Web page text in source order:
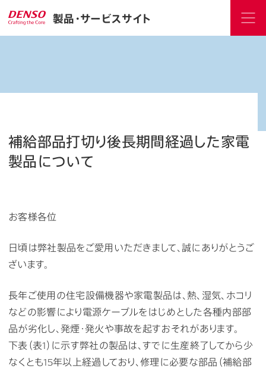
製品・サービスサイト
補給部品打切り後長期間経過した家電
製品について
お客様各位
日頃は弊社製品をご愛用いただきまして、誠にありがとうご
ざいます。
長年ご使用の住宅設備機器や家電製品は、熱、湿気、ホコリ
などの影響により電源ケーブルをはじめとした各種内部部
品が劣化し、発煙・発火や事故を起すおそれがあります。
下表（表1）に示す弊社の製品は、すでに生産終了してから少
なくとも15年以上経過しており、修理に必要な部品（補給部